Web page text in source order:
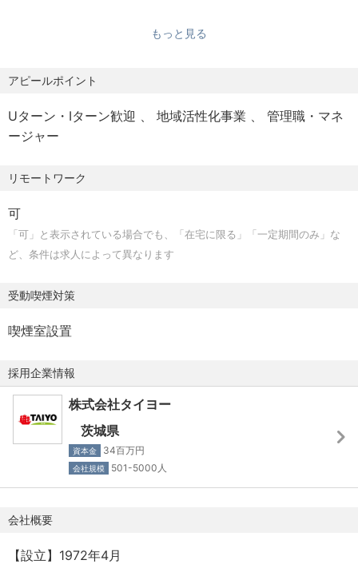
す。マネジメント経験を活かし、次世代のリーダーとして
・データ管理（ＢＩツールの操作・運用・管理）の経験
・ネットワーク・インフラの設計・構築・運用・管理の経
・サーバー（ＡＷＳのEC2及びVPC）の設計・運用・管理
の経験
プロジェクト計画・管理
・DX関連プロジェクトのＰＭ経験
セキュリティ管理、リスクマネジメント
・セキュリティオペレーションの経験
コンプライアンス管理
・ライセンス管理の経験
歓迎スキル
・ＰＯＳ・ＰＯＰ・棚割りなどスーパーマーケットの知識
を有し、システムの運用経験
・チェーンストアの業務知識を有する
・ＩＴ企画やコンサルティングの経験
・プログラミング・スクリプト作成の経験
【求める人物像】
・社内外の様々な関係者とのコミュニケションが取れる方
・新技術の導入・業務改善に積極的に取り組み、現行業務
もっと見る
アピールポイント
Uターン・Iターン歓迎 地域活性化事業
管理職・マネ
ージャー
リモートワーク
可
「可」と表示されている場合でも、「在宅に限る」「一定期間のみ」な
ど、条件は求人によって異なります
受動喫煙対策
喫煙室設置
採用企業情報
株式会社タイヨー
茨城県
資本金 34百万円
会社規模 501-5000人
会社概要
【設立】1972年4月